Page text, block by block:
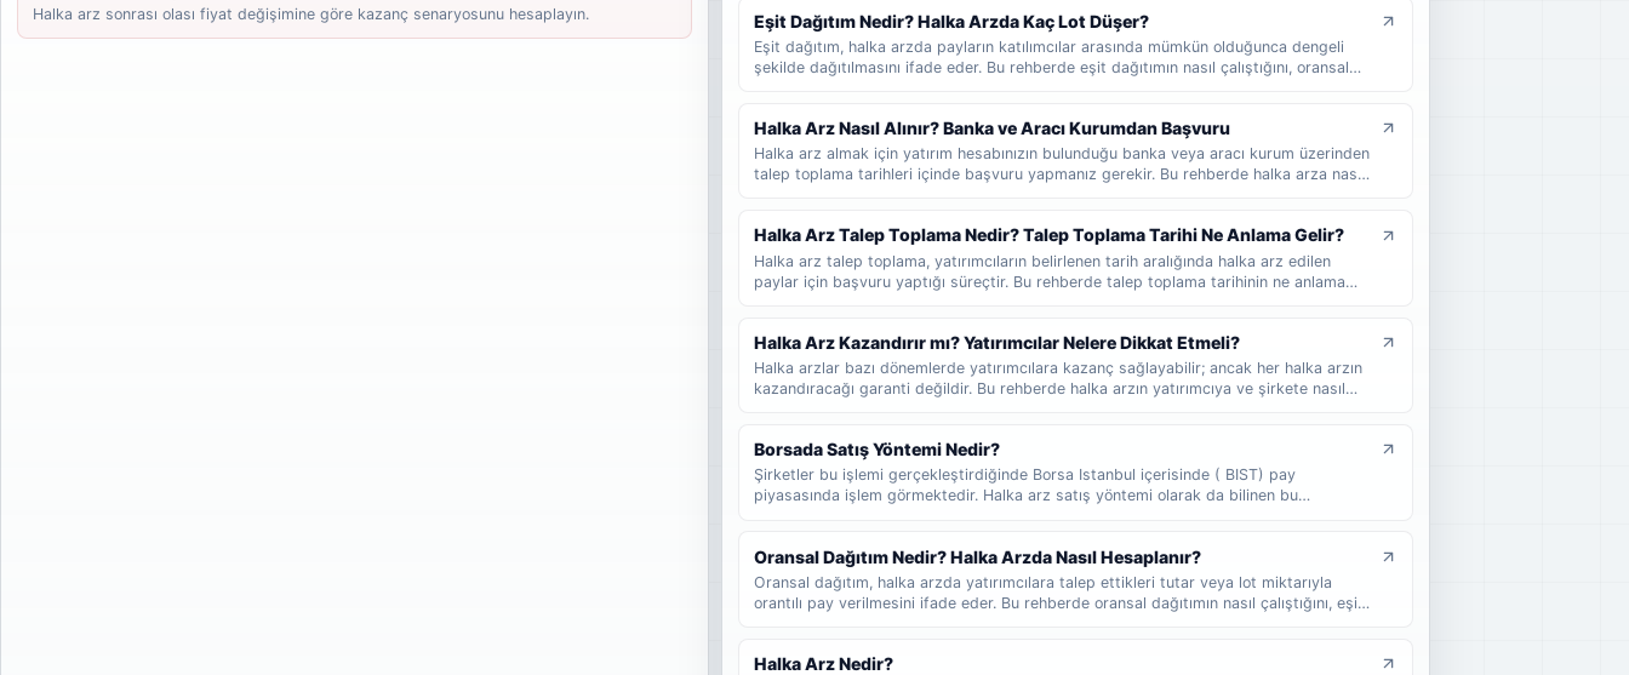
Halka arz sonrası olası fiyat değişimine göre kazanç senaryosunu hesaplayın.
değerlendirebileceğini sade şekilde bulabilirsiniz.
Eşit Dağıtım Nedir? Halka Arzda Kaç Lot Düşer?
Eşit dağıtım, halka arzda payların katılımcılar arasında mümkün olduğunca dengeli
şekilde dağıtılmasını ifade eder. Bu rehberde eşit dağıtımın nasıl çalıştığını, oransal
Halka Arz Nasıl Alınır? Banka ve Aracı Kurumdan Başvuru
Halka arz almak için yatırım hesabınızın bulunduğu banka veya aracı kurum üzerinden
talep toplama tarihleri içinde başvuru yapmanız gerekir. Bu rehberde halka arza nasıl
gerektiğini adım adım bulabilirsiniz.
Halka Arz Talep Toplama Nedir? Talep Toplama Tarihi Ne Anlama Gelir?
Halka arz talep toplama, yatırımcıların belirlenen tarih aralığında halka arz edilen
paylar için başvuru yaptığı süreçtir. Bu rehberde talep toplama tarihinin ne anlama
Halka Arz Kazandırır mı? Yatırımcılar Nelere Dikkat Etmeli?
Halka arzlar bazı dönemlerde yatırımcılara kazanç sağlayabilir; ancak her halka arzın
kazandıracağı garanti değildir. Bu rehberde halka arzın yatırımcıya ve şirkete nasıl
nelere dikkat etmesi gerektiğini sade şekilde bulabilirsiniz.
Borsada Satış Yöntemi Nedir?
Şirketler bu işlemi gerçekleştirdiğinde Borsa Istanbul içerisinde ( BIST) pay
piyasasında işlem görmektedir. Halka arz satış yöntemi olarak da bilinen bu
borsada kote edilir.
Oransal Dağıtım Nedir? Halka Arzda Nasıl Hesaplanır?
Oransal dağıtım, halka arzda yatırımcılara talep ettikleri tutar veya lot miktarıyla
orantılı pay verilmesini ifade eder. Bu rehberde oransal dağıtımın nasıl çalıştığını, eşit
Halka Arz Nedir?